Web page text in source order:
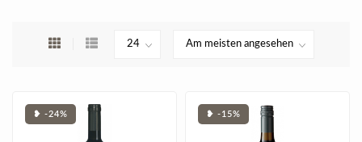
❥ -24% ❥ -15%